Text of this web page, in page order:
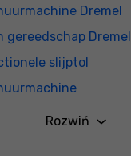
Dremel
gereedschap Dremel
slijptol
gereedschap
Rozwiń